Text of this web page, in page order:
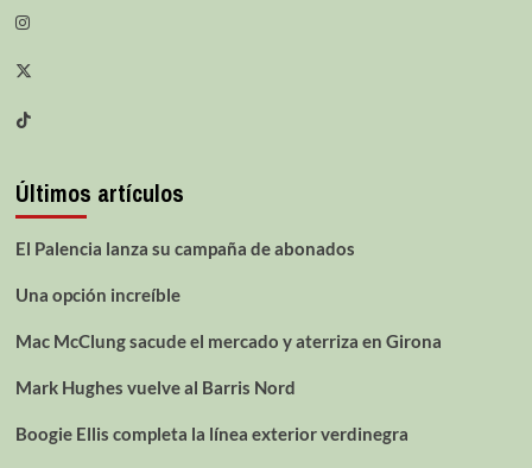
Últimos artículos
El Palencia lanza su campaña de abonados
Una opción increíble
Mac McClung sacude el mercado y aterriza en Girona
Mark Hughes vuelve al Barris Nord
Boogie Ellis completa la línea exterior verdinegra